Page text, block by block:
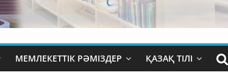
МЕМЛЕКЕТТІК РӘМІЗДЕР ҚАЗАҚ ТІЛІ